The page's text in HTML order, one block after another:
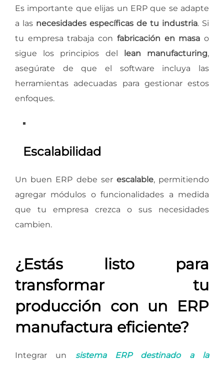
Es importante que elijas un ERP que se adapte
a las necesidades específicas de tu industria. Si
tu empresa trabaja con fabricación en masa o
sigue los principios del lean manufacturing,
asegúrate de que el software incluya las
herramientas adecuadas para gestionar estos
enfoques.
Escalabilidad
Un buen ERP debe ser escalable, permitiendo
agregar módulos o funcionalidades a medida
que tu empresa crezca o sus necesidades
cambien.
¿Estás listo para
transformar tu
producción con un ERP
manufactura eficiente?
Integrar un sistema ERP destinado a la